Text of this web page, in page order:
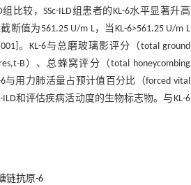
组比较，SSc-ILD组患者的KL-6水平显著升高
值为561.25 U/m L，当KL-6>561.25 U/m L
。KL-6与总磨玻璃影评分（total ground
B）、总蜂窝评分（total honeycombing
6与用力肺活量占预计值百分比（forced vital
ILD和评估疾病活动度的生物标志物。与KL-6
链抗原-6